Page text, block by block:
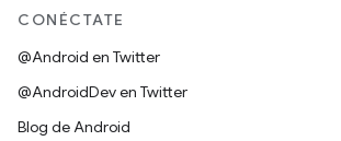
CONÉCTATE
@Android en Twitter
@AndroidDev en Twitter
Blog de Android